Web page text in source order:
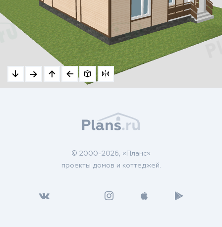
© 2000-2026, «Планс»
проекты домов и коттеджей.